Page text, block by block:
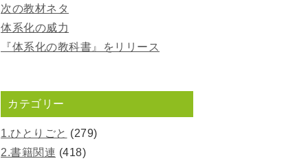
次の教材ネタ
体系化の威力
『体系化の教科書』をリリース
カテゴリー
1.ひとりごと (279)
2.書籍関連 (418)